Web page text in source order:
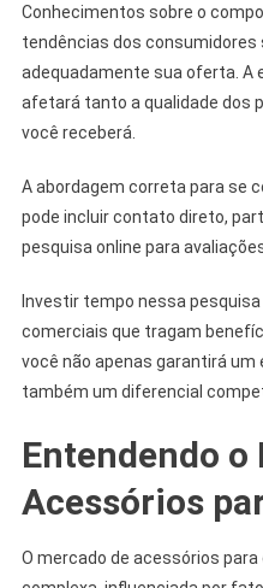
Conhecimentos sobre o
tendências dos
adequadamente sua oferta. A
afetará tanto a qualidade dos
você receberá.
A abordagem correta para se
pode incluir contato direto,
pesquisa online para
Investir tempo nessa
comerciais que tragam
você não apenas garantirá
também um diferencial
Entendendo o
Acessórios
O mercado de acessórios